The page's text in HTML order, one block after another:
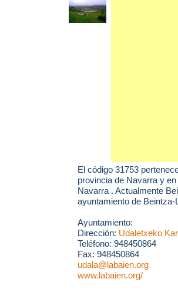
El código 31753
provincia de Navarra y
Navarra . Actualmente
ayuntamiento de Beintza-
Ayuntamiento:
Dirección: Udaletxeko
Teléfono: 948450864
Fax: 948450864
udala@labaien.org
www.labaien.org/